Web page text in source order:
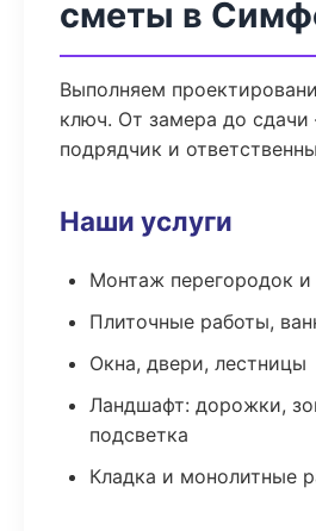
сметы в
Выполняем
ключ. От замера до
подрядчик и
Наши услуги
Монтаж перегородок и
Плиточные работы,
Окна, двери, лестницы
Ландшафт: дорожки,
подсветка
Кладка и монолитные